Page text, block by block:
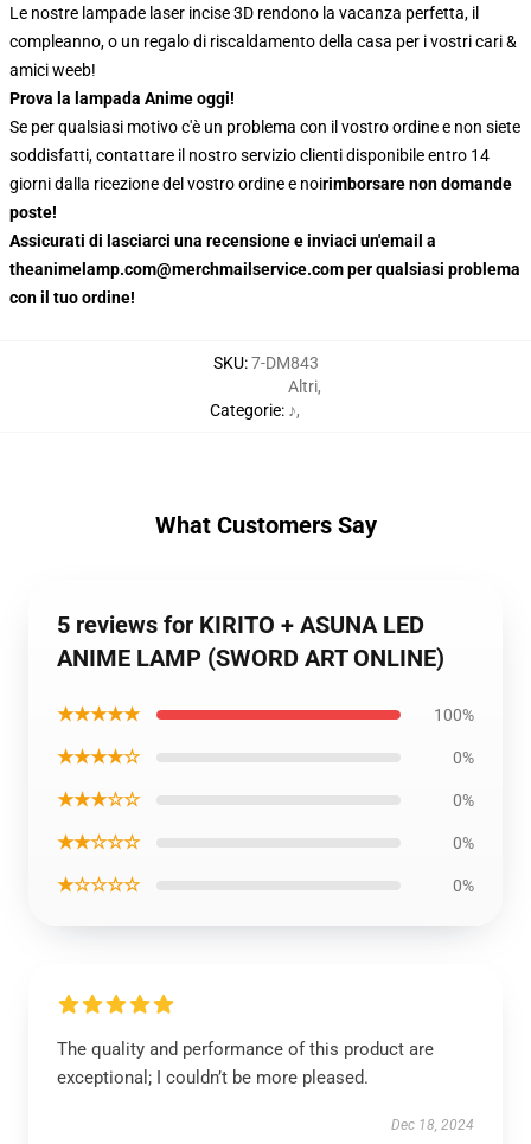
Le nostre lampade laser incise 3D rendono la vacanza perfetta, il
compleanno, o un regalo di riscaldamento della casa per i vostri cari &
amici weeb!
Prova la lampada Anime oggi!
Se per qualsiasi motivo c'è un problema con il vostro ordine e non siete
soddisfatti, contattare il nostro servizio clienti disponibile entro 14
giorni dalla ricezione del vostro ordine e noirimborsare non domande
poste!
Assicurati di lasciarci una recensione e inviaci un'email a
theanimelamp.com@merchmailservice.com per qualsiasi problema
con il tuo ordine!
SKU:7-DM843
Categorie:
Altri,
♪,
What Customers Say
5 reviews for KIRITO + ASUNA LED
ANIME LAMP (SWORD ART ONLINE)
★★★★★ 100%
★★★★☆ 0%
★★★☆☆ 0%
★★☆☆☆ 0%
★☆☆☆☆ 0%
The quality and performance of this product are
exceptional; I couldn’t be more pleased.
Dec 18, 2024